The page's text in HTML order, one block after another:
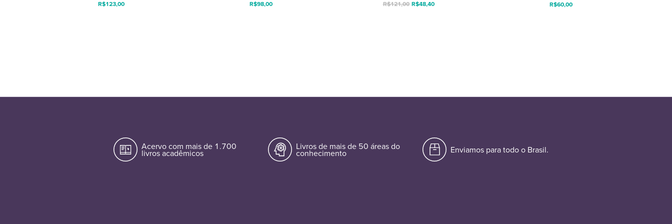
R$123,00 R$98,00 R$121,00 R$48,40 R$60,00
Acervo com mais de 1.700
livros acadêmicos
Livros de mais de 50 áreas do
conhecimento Enviamos para todo o Brasil.